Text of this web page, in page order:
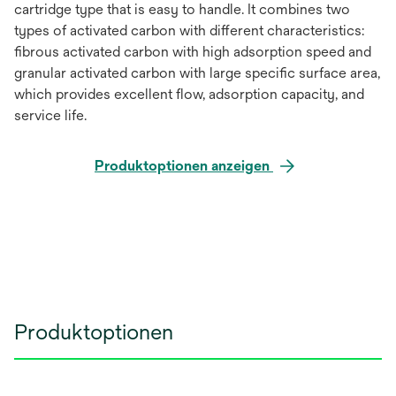
cartridge type that is easy to handle. It combines two
types of activated carbon with different characteristics:
fibrous activated carbon with high adsorption speed and
granular activated carbon with large specific surface area,
which provides excellent flow, adsorption capacity, and
service life.
Produktoptionen anzeigen
Produktoptionen